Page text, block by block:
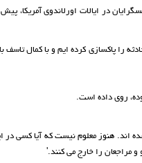
در ایالات اورلاندوی آمریکا، پیش
را پاکسازی کرده ایم و با کمال تاسف
روی داده است.
اند. هنوز معلوم نیست که آیا کسی در
مراجعان را خارج می کنند.'